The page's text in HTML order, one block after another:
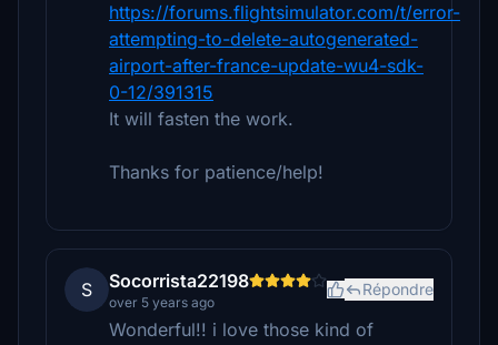
https://forums.flightsimulator.com/t/error-
attempting-to-delete-autogenerated-
airport-after-france-update-wu4-sdk-
0-12/391315
It will fasten the work.
Thanks for patience/help!
S Socorrista22198
over 5 years ago
Répondre
Wonderful!! i love those kind of